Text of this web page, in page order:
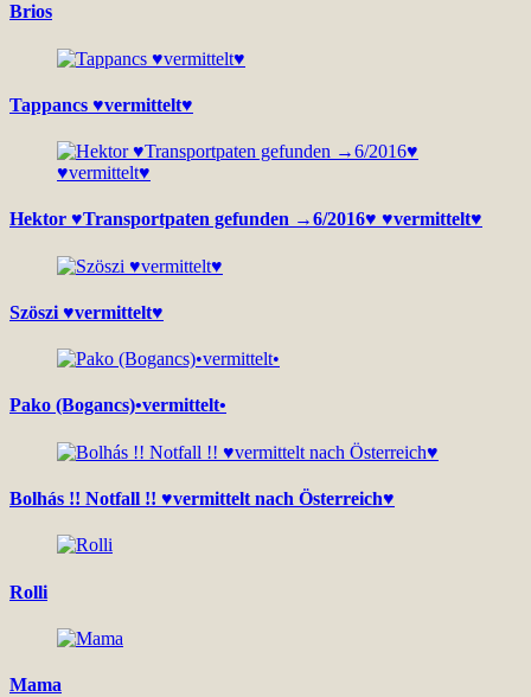
Brios
Tappancs ♥vermittelt♥
Hektor ♥Transportpaten gefunden →6/2016♥ ♥vermittelt♥
Szöszi ♥vermittelt♥
Pako (Bogancs)•vermittelt•
Bolhás !! Notfall !! ♥vermittelt nach Österreich♥
Rolli
Mama